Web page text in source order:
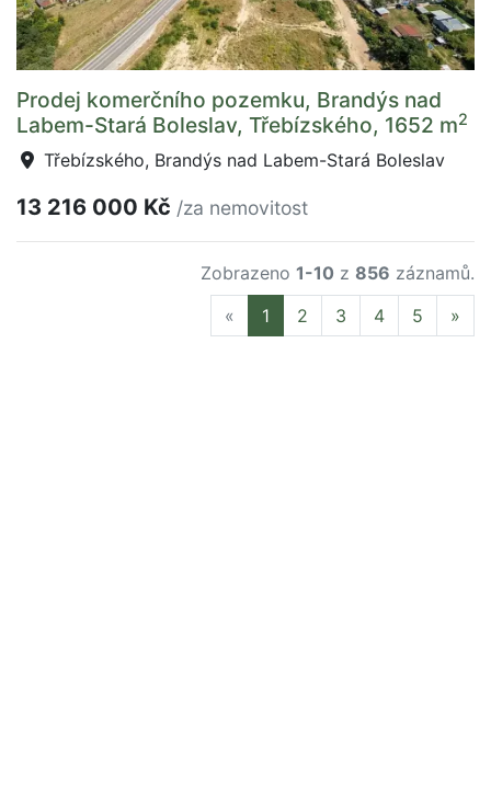
Prodej komerčního pozemku, Brandýs nad
Labem-Stará Boleslav, Třebízského, 1652 m2
Třebízského, Brandýs nad Labem-Stará Boleslav
13 216 000 Kč /za nemovitost
Zobrazeno 1-10 z 856 záznamů.
« Previous
1 2 3 4 5 »